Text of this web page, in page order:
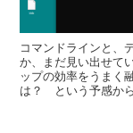
コマンドラインと、
か、まだ見い出せて
ップの効率をうまく
は？ という予感か